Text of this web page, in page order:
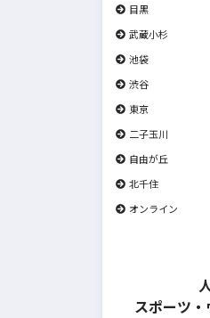
目黒
武蔵小杉
池袋
渋谷
東京
二子玉川
自由が丘
北千住
オンライン
スポーツ